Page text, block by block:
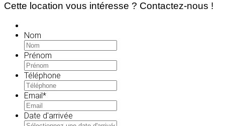
Cette location vous intéresse ? Contactez-nous !
Nom
Prénom
Téléphone
Email*
Date d'arrivée